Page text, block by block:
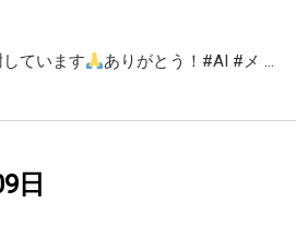
ています ありがとう！#AI #メ …
日